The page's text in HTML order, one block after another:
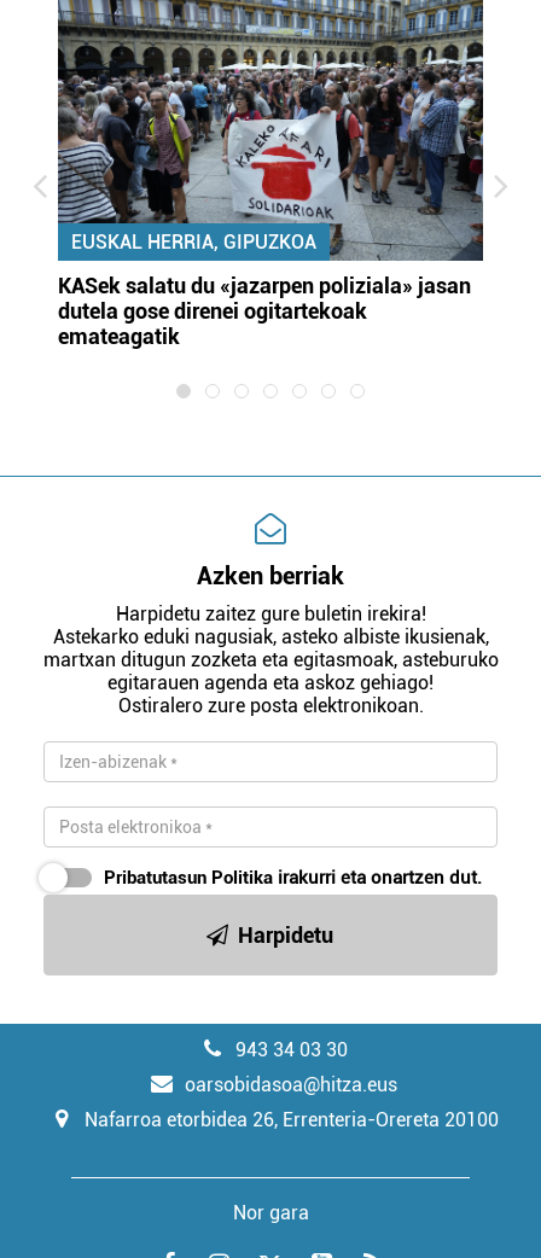
EUSKAL HERRIA, GIPUZKOA
KASek salatu du «jazarpen poliziala» jasan
dutela gose direnei ogitartekoak
emateagatik
Azken berriak
Harpidetu zaitez gure buletin irekira!
Astekarko eduki nagusiak, asteko albiste ikusienak,
martxan ditugun zozketa eta egitasmoak, asteburuko
egitarauen agenda eta askoz gehiago!
Ostiralero zure posta elektronikoan.
Pribatutasun Politika irakurri eta onartzen dut.
Harpidetu
943 34 03 30
oarsobidasoa@hitza.eus
Nafarroa etorbidea 26, Errenteria-Orereta 20100
Nor gara